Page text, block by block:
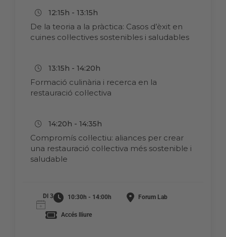
12:15h - 13:15h
De la teoria a la pràctica: Casos d’èxit en
cuines col·lectives sostenibles i saludables
13:15h - 14:20h
Formació culinària i recerca en la
restauració col·lectiva
14:20h - 14:35h
Compromís col·lectiu: aliances per crear
una restauració col·lectiva més sostenible i
saludable
Dl 3 10:30h - 14:00h Forum Lab
Accés lliure